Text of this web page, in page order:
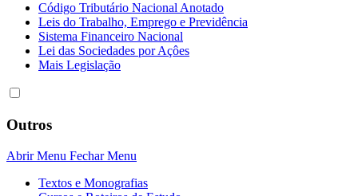
Código Tributário Nacional Anotado
Leis do Trabalho, Emprego e Previdência
Sistema Financeiro Nacional
Lei das Sociedades por Açôes
Mais Legislação
Outros
Abrir Menu Fechar Menu
Textos e Monografias